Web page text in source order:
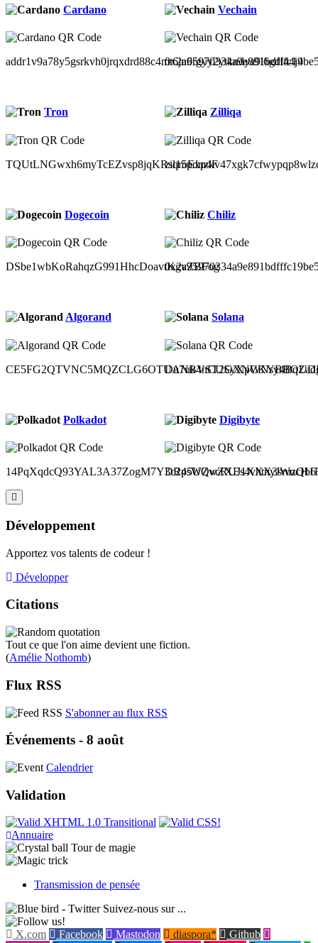
Cardano
addr1v9a78y5gsrkvh0jrqxdrd88c4mt6jn6rgyy2ytkndya9l6gdl44j4
Vechain
Tron
TQUtLNGwxh6myTcEZvsp8jqKRsqroExp4F
Zilliqa
Dogecoin
DSbe1wbKoRahqzG991HhcDoavtKgvZBFog
Chiliz
Algorand Solana
Polkadot
14PqXqdcQ93YAL3A37ZogM7Y3c2p5UQvcRUJ1XXX3sruzQb6
Digibyte
Développement
Apportez vos talents de codeur !
Développer
Citations
Tout ce que l'on aime devient une fiction.
(Amélie Nothomb)
Flux RSS
S'abonner au flux RSS
Événements - 8 août
Calendrier
Validation
Annuaire
Tour de magie
Transmission de pensée
Suivez-nous sur ...
X.com Facebook Mastodon diaspora*
Github